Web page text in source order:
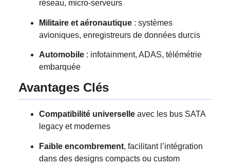
réseau, micro-serveurs
Militaire et aéronautique : systèmes
avioniques, enregistreurs de données durcis
Automobile : infotainment, ADAS, télémétrie
embarquée
Avantages Clés
Compatibilité universelle avec les bus SATA
legacy et modernes
Faible encombrement, facilitant l’intégration
dans des designs compacts ou custom